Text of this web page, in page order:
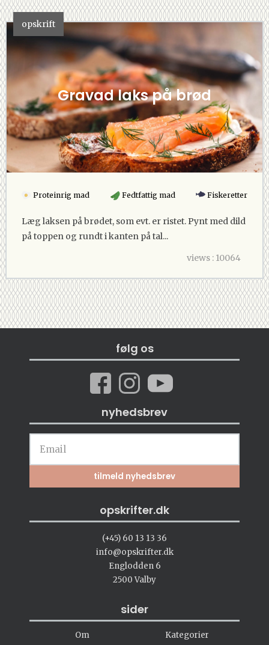
opskrift
Gravad laks på brød
Proteinrig mad Fedtfattig mad Fiskeretter
Læg laksen på brødet, som evt. er ristet. Pynt med dild
på toppen og rundt i kanten på tal...
views : 10064
følg os
nyhedsbrev
opskrifter.dk
(+45) 60 13 13 36
info@opskrifter.dk
Englodden 6
2500 Valby
sider
Om
Kategorier